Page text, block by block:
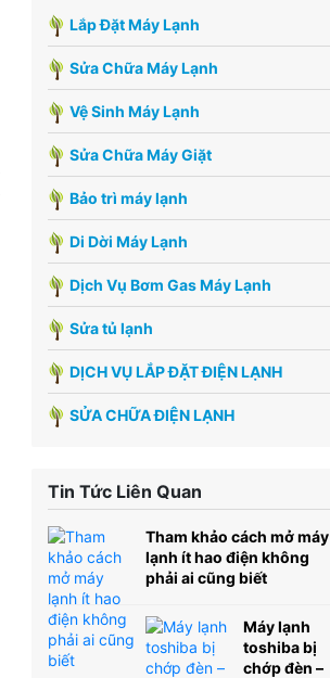
Lắp Đặt Máy Lạnh
Sửa Chữa Máy Lạnh
Vệ Sinh Máy Lạnh
Sửa Chữa Máy Giặt
Bảo trì máy lạnh
Di Dời Máy Lạnh
Dịch Vụ Bơm Gas Máy Lạnh
Sửa tủ lạnh
DỊCH VỤ LẮP ĐẶT ĐIỆN LẠNH
SỬA CHỮA ĐIỆN LẠNH
Tin Tức Liên Quan
Tham khảo cách mở máy
lạnh ít hao điện không
phải ai cũng biết
Máy lạnh
toshiba bị
chớp đèn –